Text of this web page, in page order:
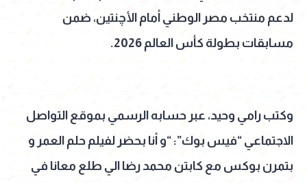
لدعم منتخب مصر الوطني أمام الأچنتين، ضمن
مسابقات بطولة كأس العالم 2026.
وكتب رامي وحيد، عبر حسابه الرسمي بموقع التواصل
الاجتماعي “فيس بوك”: “و أنا بحضر لفيلم حلم العمر و
بتمرن بوكس مع كابتن محمد رضا الي طلع معانا في